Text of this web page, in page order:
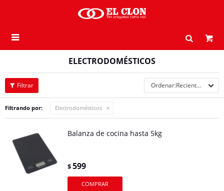

ELECTRODOMÉSTICOS
Recientes
Filtrando por: Electrodomésticos
Balanza de cocina hasta 5kg
$599